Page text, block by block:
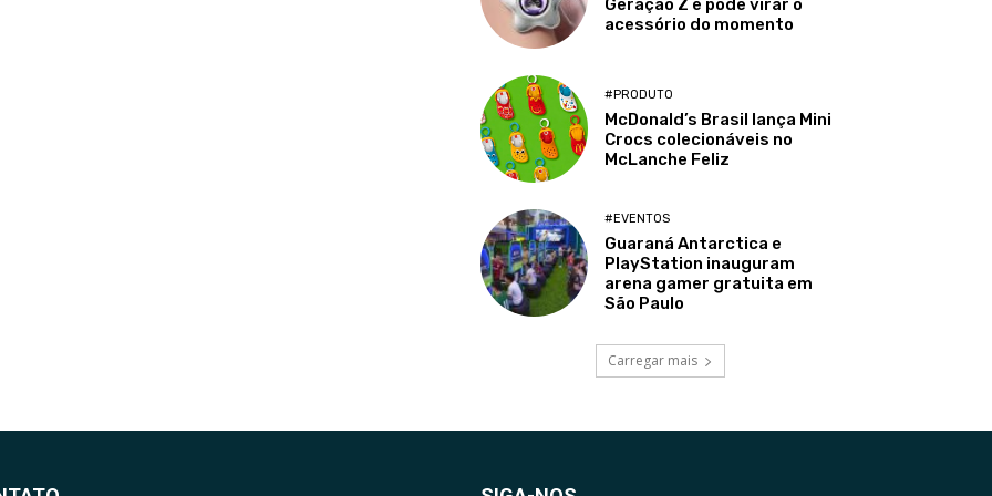
Geração Z e pode virar o
acessório do momento
#PRODUTO
McDonald’s Brasil lança Mini
Crocs colecionáveis no
McLanche Feliz
#EVENTOS
Guaraná Antarctica e
PlayStation inauguram
arena gamer gratuita em
São Paulo
Carregar mais